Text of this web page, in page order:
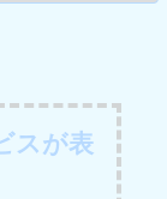
スが表